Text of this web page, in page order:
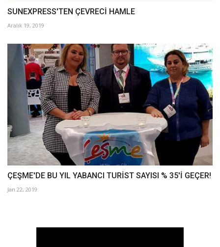
SUNEXPRESS'TEN ÇEVRECİ HAMLE
Aralık 19, 2019
ÇEŞME'DE BU YIL YABANCI TURİST SAYISI % 35'İ GEÇER!
Jan 22, 2019